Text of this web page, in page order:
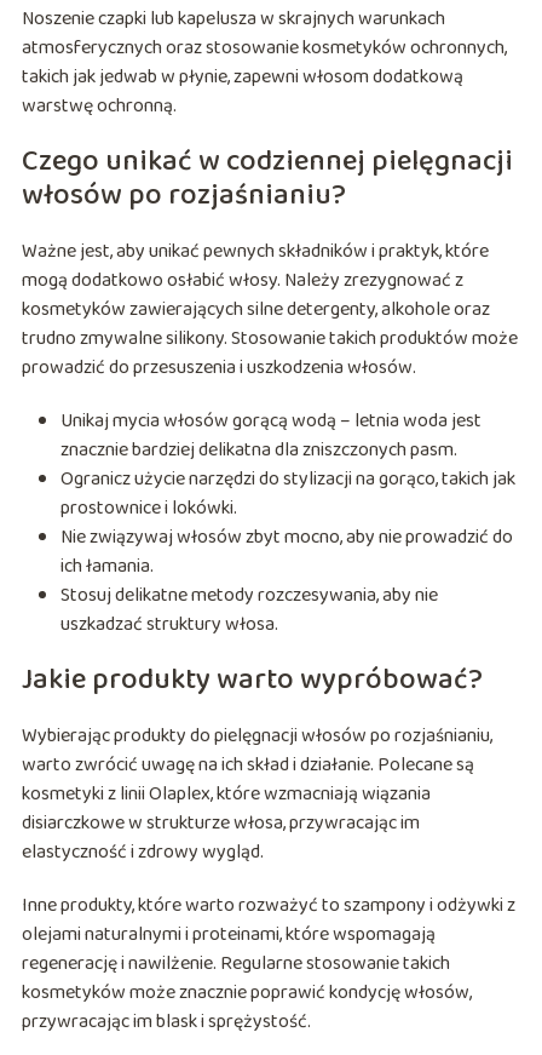
Noszenie czapki lub kapelusza w skrajnych warunkach
atmosferycznych oraz stosowanie kosmetyków ochronnych,
takich jak jedwab w płynie, zapewni włosom dodatkową
warstwę ochronną.
Czego unikać w codziennej pielęgnacji
włosów po rozjaśnianiu?
Ważne jest, aby unikać pewnych składników i praktyk, które
mogą dodatkowo osłabić włosy. Należy zrezygnować z
kosmetyków zawierających silne detergenty, alkohole oraz
trudno zmywalne silikony. Stosowanie takich produktów może
prowadzić do przesuszenia i uszkodzenia włosów.
Unikaj mycia włosów gorącą wodą – letnia woda jest
znacznie bardziej delikatna dla zniszczonych pasm.
Ogranicz użycie narzędzi do stylizacji na gorąco, takich jak
prostownice i lokówki.
Nie związywaj włosów zbyt mocno, aby nie prowadzić do
ich łamania.
Stosuj delikatne metody rozczesywania, aby nie
uszkadzać struktury włosa.
Jakie produkty warto wypróbować?
Wybierając produkty do pielęgnacji włosów po rozjaśnianiu,
warto zwrócić uwagę na ich skład i działanie. Polecane są
kosmetyki z linii Olaplex, które wzmacniają wiązania
disiarczkowe w strukturze włosa, przywracając im
elastyczność i zdrowy wygląd.
Inne produkty, które warto rozważyć to szampony i odżywki z
olejami naturalnymi i proteinami, które wspomagają
regenerację i nawilżenie. Regularne stosowanie takich
kosmetyków może znacznie poprawić kondycję włosów,
przywracając im blask i sprężystość.